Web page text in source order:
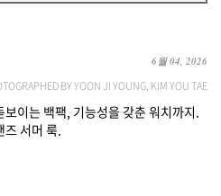
6월 04, 2026
BY YOON JI YOUNG, KIM YOU TAE
이는 백팩, 기능성을 갖춘 워치까지.
즈 서머 룩.